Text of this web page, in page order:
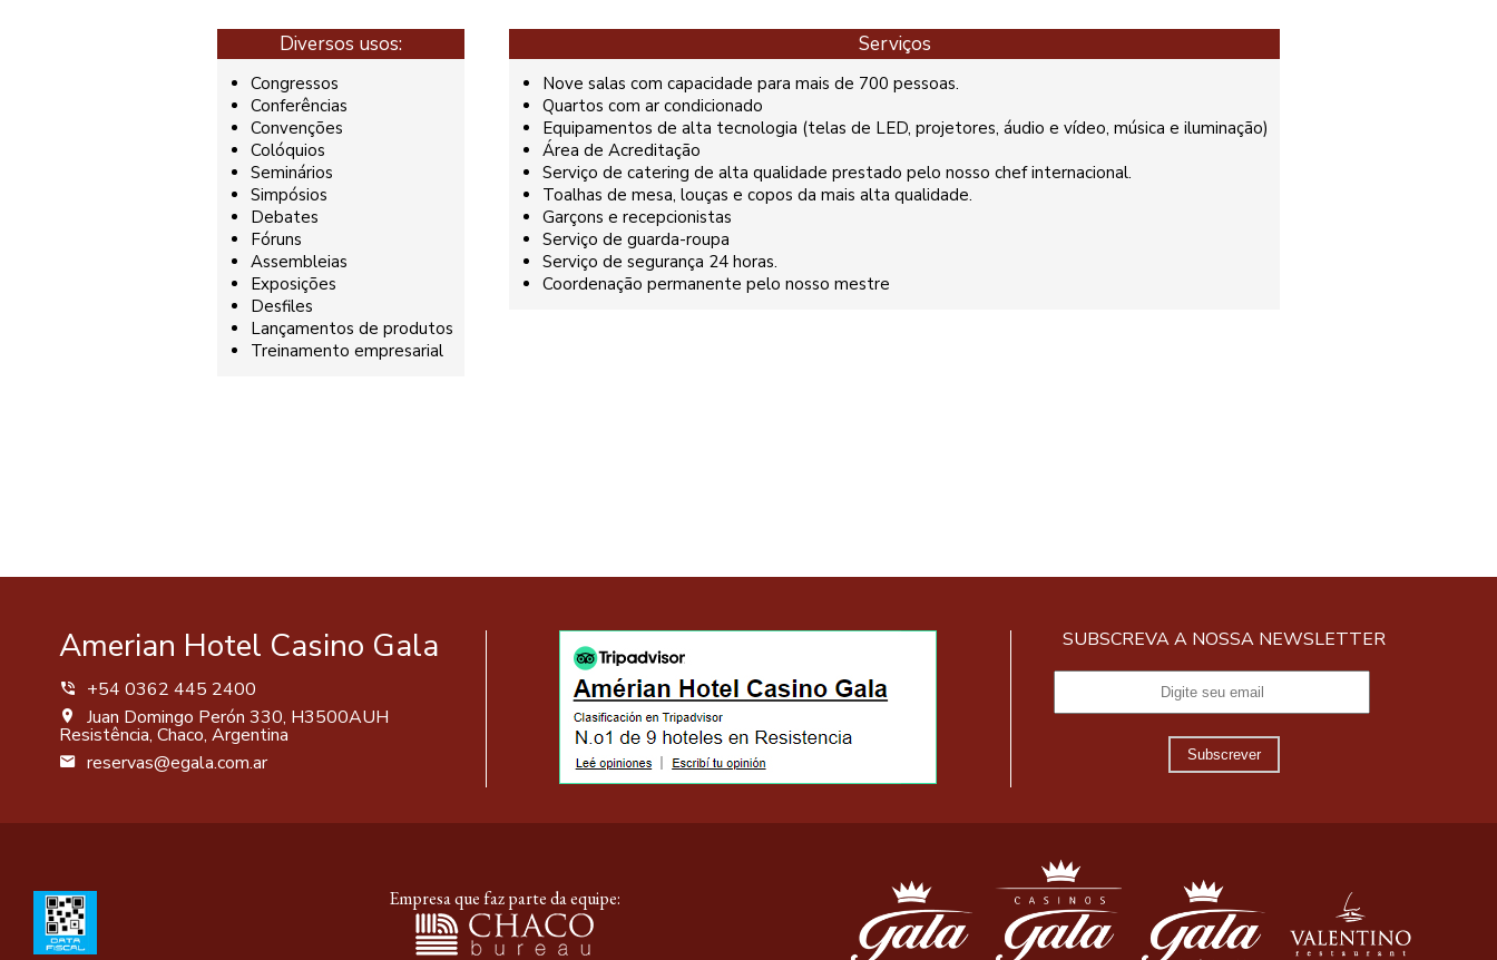
Diversos usos:
Congressos
Conferências
Convenções
Colóquios
Seminários
Simpósios
Debates
Fóruns
Assembleias
Exposições
Desfiles
Lançamentos de produtos
Treinamento empresarial
Serviços
Nove salas com capacidade para mais de 700 pessoas.
Quartos com ar condicionado
Equipamentos de alta tecnologia (telas de LED, projetores, áudio e vídeo, música e iluminação)
Área de Acreditação
Serviço de catering de alta qualidade prestado pelo nosso chef internacional.
Toalhas de mesa, louças e copos da mais alta qualidade.
Garçons e recepcionistas
Serviço de guarda-roupa
Serviço de segurança 24 horas.
Coordenação permanente pelo nosso mestre
Amerian Hotel Casino Gala
+54 0362 445 2400
Juan Domingo Perón 330, H3500AUH
Resistência, Chaco, Argentina
reservas@egala.com.ar
SUBSCREVA A NOSSA NEWSLETTER
Subscrever
Empresa que faz parte da equipe: